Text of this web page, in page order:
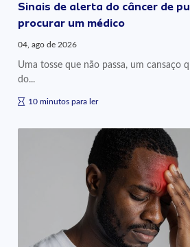
Sinais de alerta do câncer de
procurar um médico
04, ago de 2026
Uma tosse que não passa, um cansaço
do...
10 minutos para ler